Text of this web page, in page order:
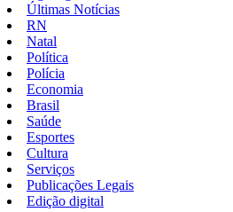
Últimas Notícias
RN
Natal
Política
Polícia
Economia
Brasil
Saúde
Esportes
Cultura
Serviços
Publicações Legais
Edição digital